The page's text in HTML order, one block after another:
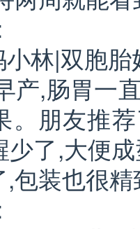
小林|双胞
产,肠胃一
。朋友推
少了,大便
,包装也很